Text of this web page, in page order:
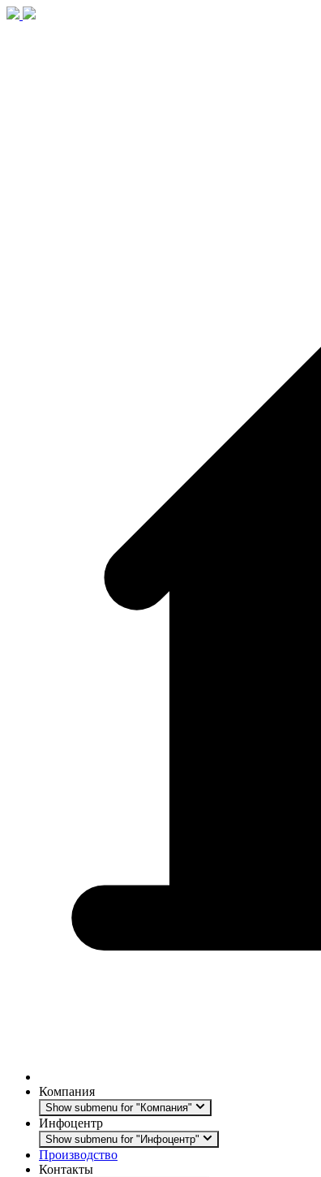
Компания
Show submenu for "Компания"
Инфоцентр
Show submenu for "Инфоцентр"
Производство
Контакты